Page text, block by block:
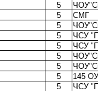
5
5
СМГ
5
5
ЧСУ
5
ЧСУ
5
5
5
145 ОУ
5
ЧСУ